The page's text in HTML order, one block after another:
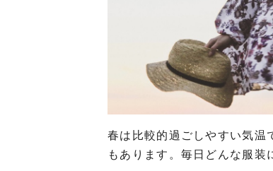
春は比較的過ごしやすい気温
もあります。毎日どんな服装